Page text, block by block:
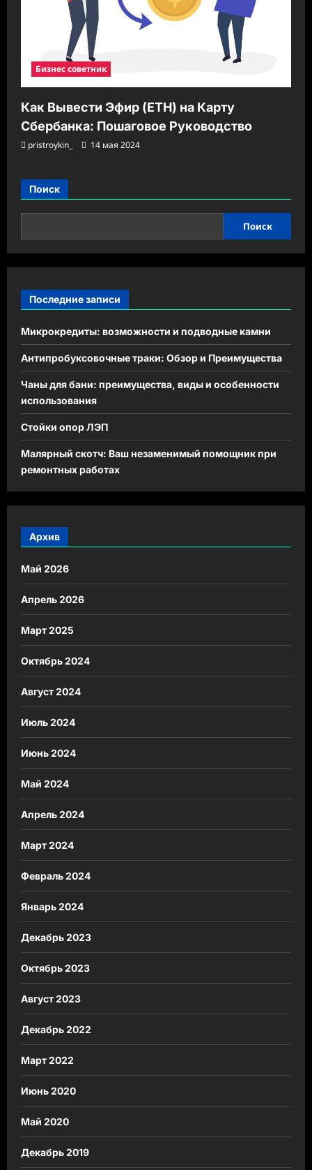
Бизнес советник
Как Вывести Эфир (ETH) на Карту
Сбербанка: Пошаговое Руководство
pristroykin_ 14 мая 2024
Поиск
Поиск
Последние записи
Микрокредиты: возможности и подводные камни
Антипробуксовочные траки: Обзор и Преимущества
Чаны для бани: преимущества, виды и особенности
использования
Стойки опор ЛЭП
Малярный скотч: Ваш незаменимый помощник при
ремонтных работах
Архив
Май 2026
Апрель 2026
Март 2025
Октябрь 2024
Август 2024
Июль 2024
Июнь 2024
Май 2024
Апрель 2024
Март 2024
Февраль 2024
Январь 2024
Декабрь 2023
Октябрь 2023
Август 2023
Декабрь 2022
Март 2022
Июнь 2020
Май 2020
Декабрь 2019